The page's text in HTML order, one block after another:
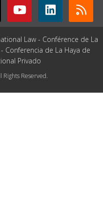
Law - Conférence de La
Conferencia de La Haya de
Privado
Rights Reserved.